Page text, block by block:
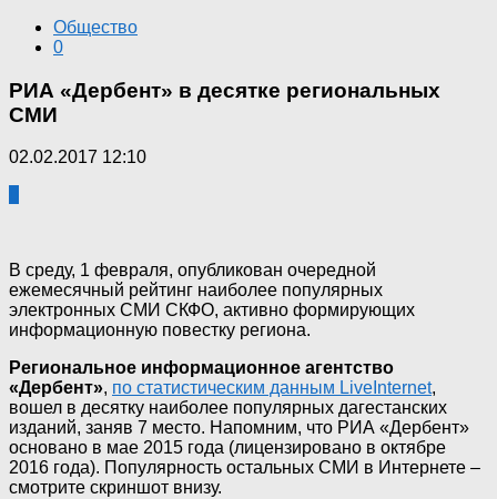
Общество
0
РИА «Дербент» в десятке региональных
СМИ
02.02.2017 12:10
В среду, 1 февраля, опубликован очередной
ежемесячный рейтинг наиболее популярных
электронных СМИ СКФО, активно формирующих
информационную повестку региона.
Региональное информационное агентство
«Дербент», по статистическим данным LiveInternet,
вошел в десятку наиболее популярных дагестанских
изданий, заняв 7 место. Напомним, что РИА «Дербент»
основано в мае 2015 года (лицензировано в октябре
2016 года). Популярность остальных СМИ в Интернете –
смотрите скриншот внизу.